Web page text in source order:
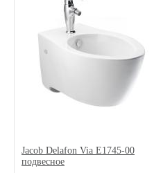
Jacob Delafon Via E1745-00
подвесное